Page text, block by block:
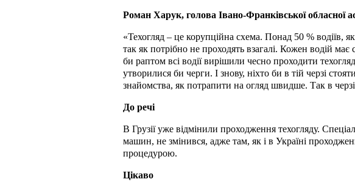
Роман Харук, голова Івано-Франківської обласної
«Техогляд – це корупційна схема. Понад 50 % водіїв,
так як потрібно не проходять взагалі. Кожен водій
би раптом всі водії вирішили чесно проходити
утворилися би черги. І знову, ніхто би в тій черзі
знайомства, як потрапити на огляд швидше. Так в
До речі
В Грузії уже відмінили проходження техогляду.
машин, не змінився, адже там, як і в Україні
процедурою.
Цікаво